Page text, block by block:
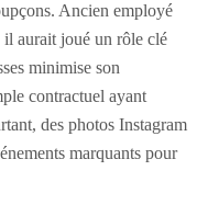
Ancien employé
aurait joué un rôle clé
minimise son
contractuel ayant
des photos Instagram
marquants pour